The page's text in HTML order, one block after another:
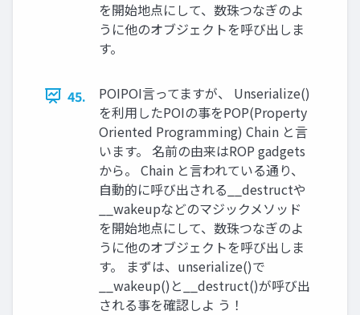
を開始地点にして、数珠つなぎのよ
うに他のオブジェクトを呼び出しま
す。
45.
POIPOI言ってますが、 Unserialize()
を利用したPOIの事をPOP(Property
Oriented Programming) Chain と言
います。 名前の由来はROP gadgets
から。 Chain と言われている通り、
自動的に呼び出される__destructや
__wakeupなどのマジックメソッド
を開始地点にして、数珠つなぎのよ
うに他のオブジェクトを呼び出しま
す。 まずは、unserialize()で
__wakeup()と__destruct()が呼び出
される事を確認しよ う！